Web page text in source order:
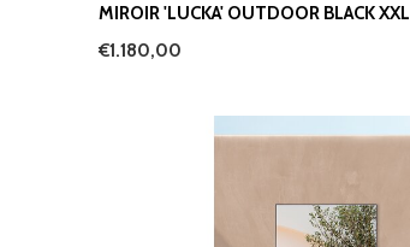
MIROIR 'LUCKA' OUTDOOR BLACK XXL
€1.180,00